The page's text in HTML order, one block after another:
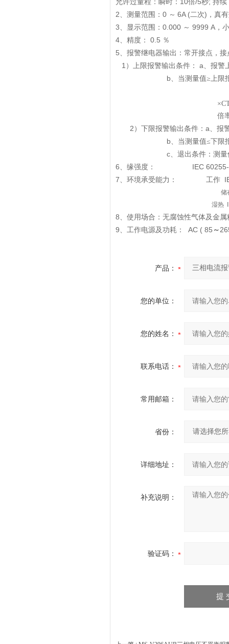
允许过量程：瞬时： 倍 秒 持续
2、测量范围： 0 ～ 6A(二次) ， 真
3、 显示范围： 0.000 ～ 9999 A ，
4、精度： 0.5 ％
5、报警继电器输出：常开接点，接
1 ）上限报警输出条件： a、报警
b、 当测量值≥上限
×
倍
2 ）下限报警输出条件： a、报
b、 当测量值≤下限
c、 退出条件：测
6、 缘强度：
IEC 60255-5
7、 环境承受能力： 工作
储
湿热
8、 使用场合：无腐蚀性气体及金
9、 工作电源及功耗： AC ( 85 ～
产品：
您的单位：
您的姓名：
联系电话：
常用邮箱：
省份：
详细地址：
补充说明：
验证码：